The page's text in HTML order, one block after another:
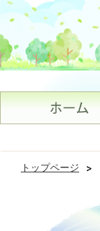
トップページ >